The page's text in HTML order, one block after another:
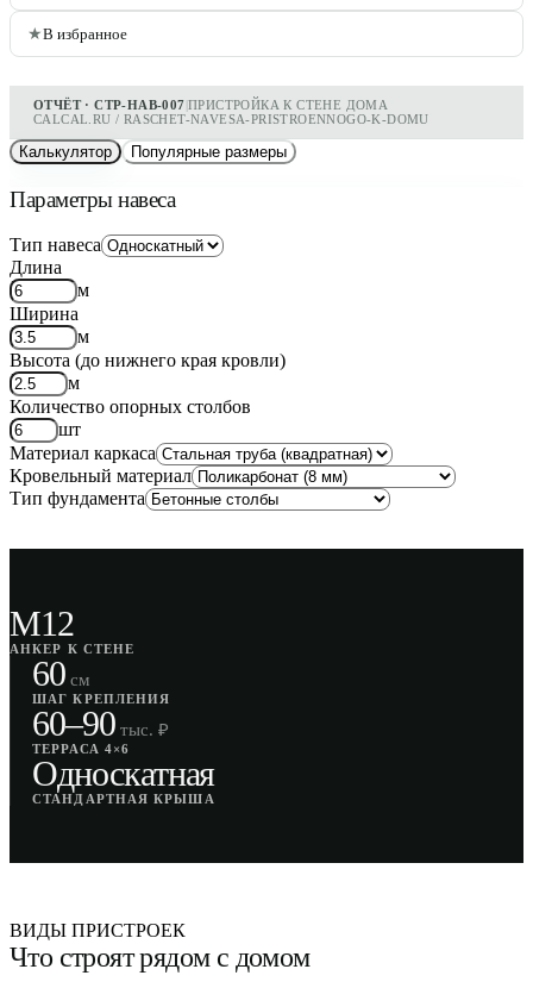
★В избранное
ОТЧЁТ · СТР-НАВ-007|ПРИСТРОЙКА К СТЕНЕ ДОМА
CALCAL.RU / RASCHET-NAVESA-PRISTROENNOGO-K-DOMU
Калькулятор Популярные размеры
Параметры навеса
Тип навеса
Длина
м
Ширина
м
Высота (до нижнего края кровли)
м
Количество опорных столбов
шт
Материал каркаса
Кровельный материал
Тип фундамента
М12
АНКЕР К СТЕНЕ
60 см
ШАГ КРЕПЛЕНИЯ
60–90 тыс. ₽
ТЕРРАСА 4×6
Односкатная
СТАНДАРТНАЯ КРЫША
ВИДЫ ПРИСТРОЕК
Что строят рядом с домом